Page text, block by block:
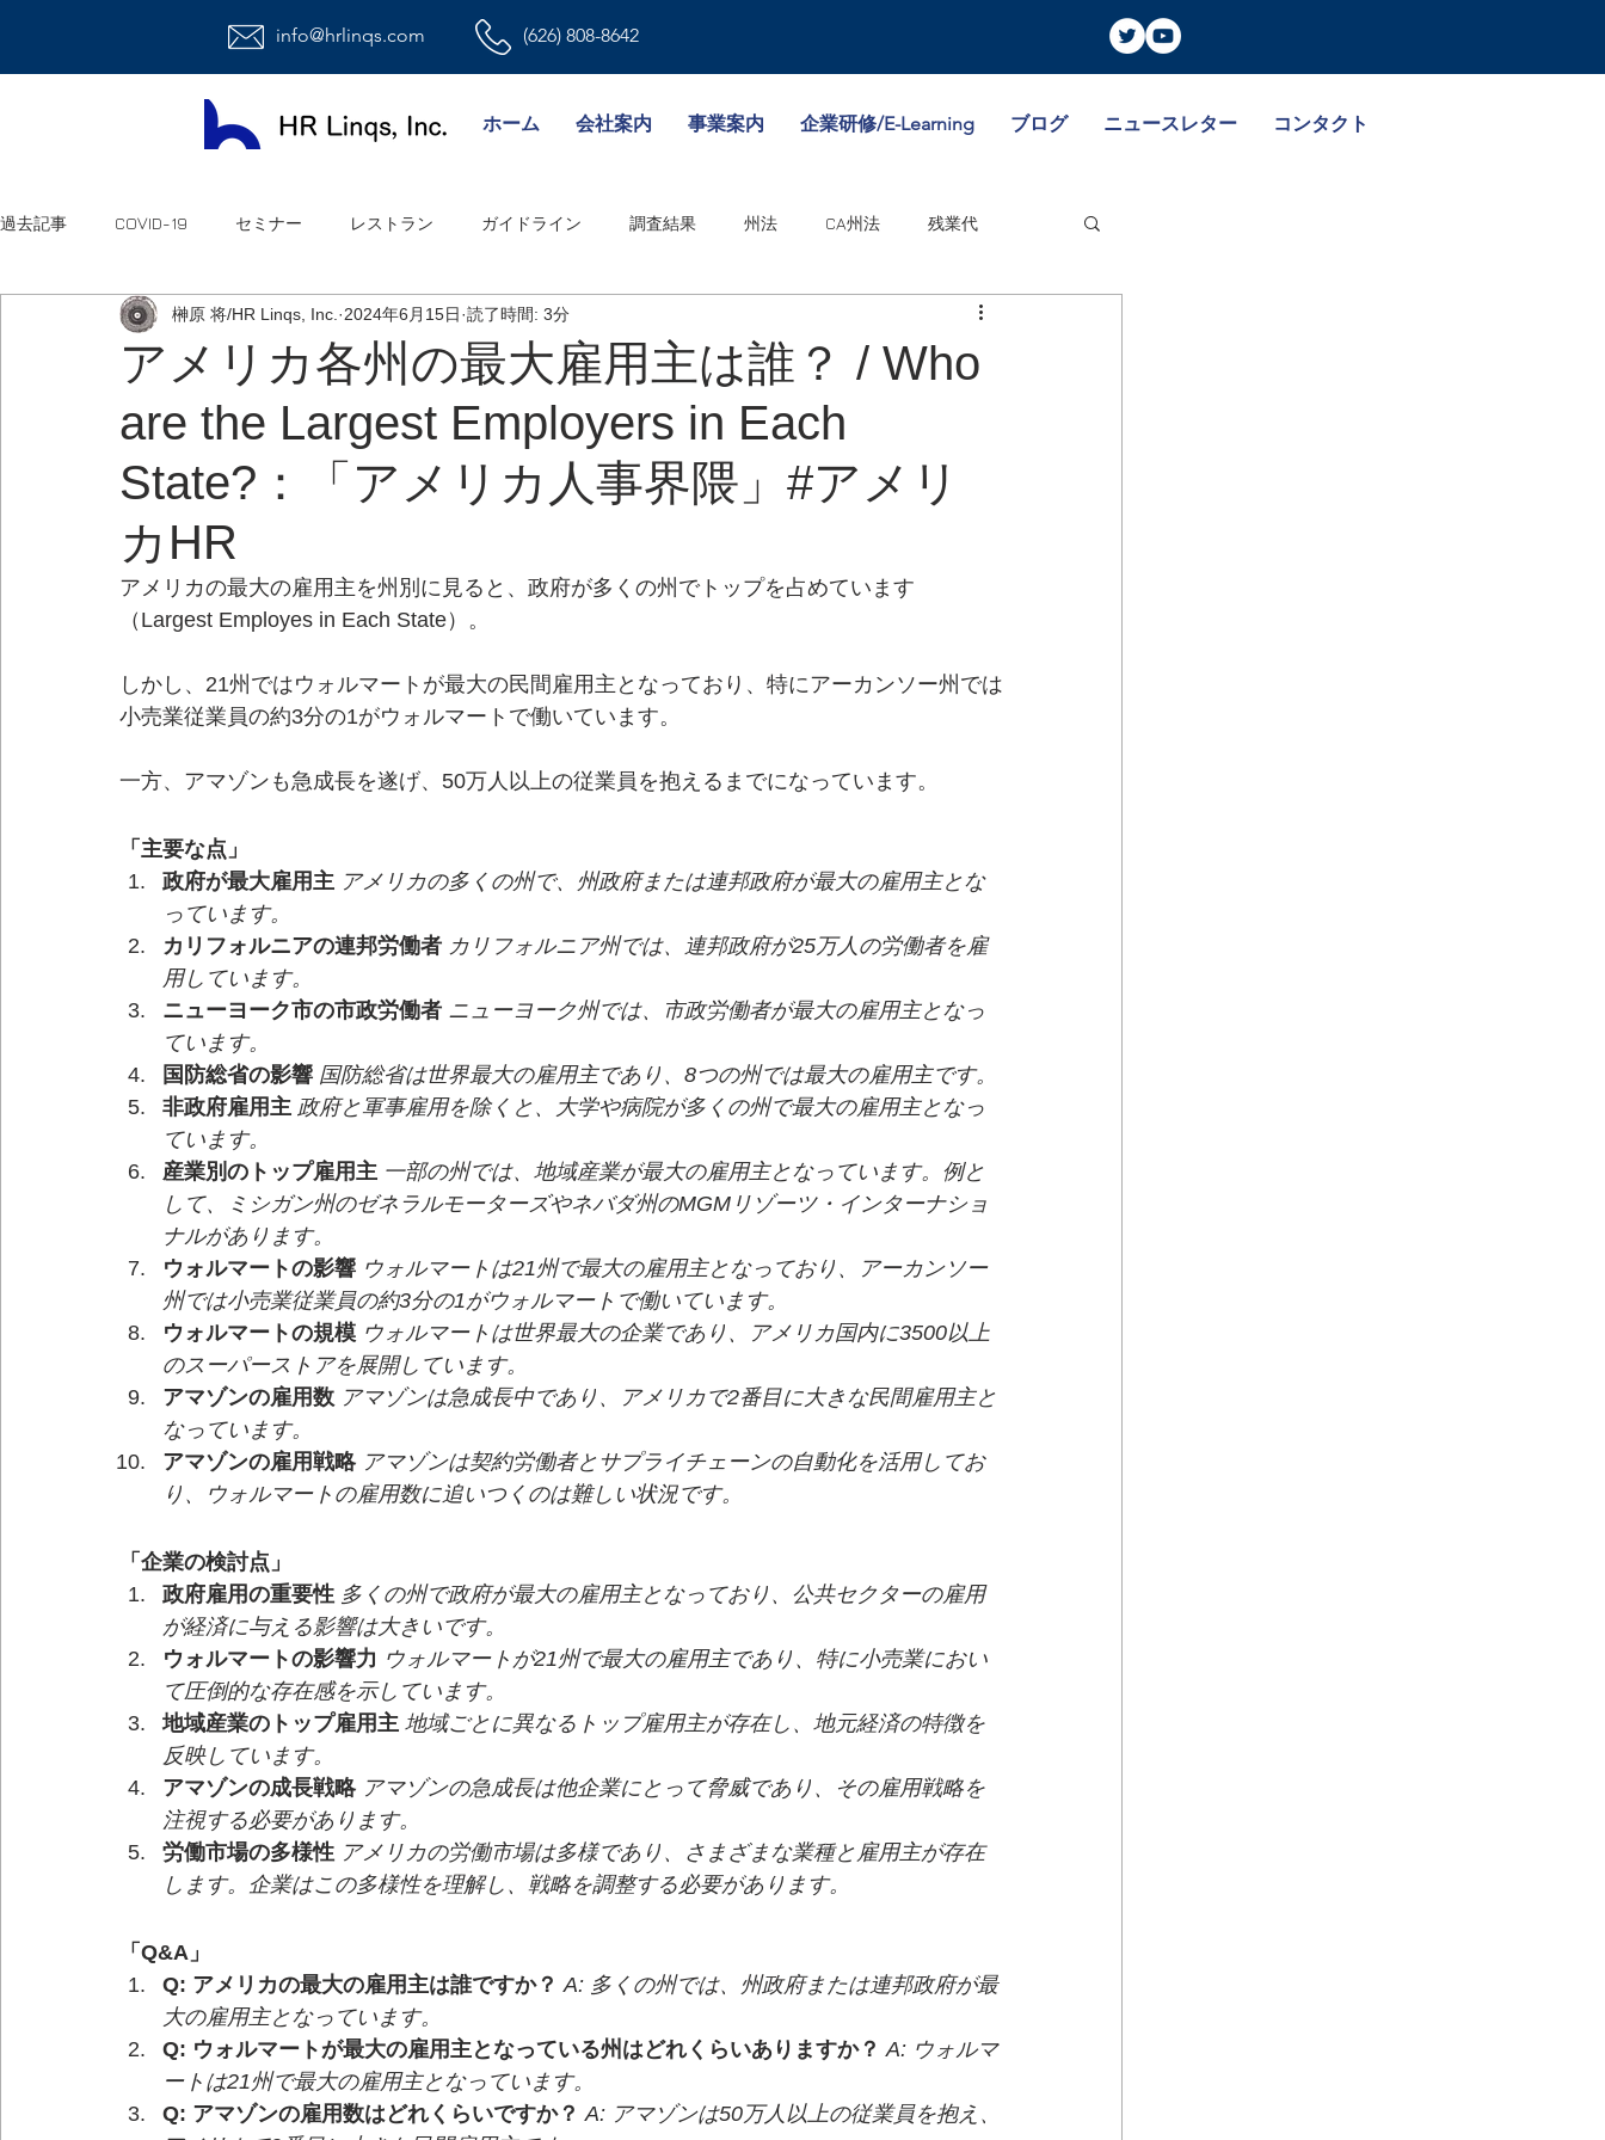
info@hrlinqs.com (626) 808-8642
ホーム 会社案内 事業案内 企業研修/E-Learning ブログ ニュースレター コンタクト
過去記事 COVID-19 セミナー レストラン ガイドライン 調査結果 州法 CA州法 残業代
時給社員/月給社員 最低賃金 給与 福利厚生 就業規則
ハラスメント 雇用 連邦法 退職金 職場環境 WA州法 ビザ 失業保険
アメリカ人事系ユーチューブ 連邦法
アメリカ各州の最大雇用主は誰？ / Who
are the Largest Employers in Each
State?：「アメリカ人事界隈」#アメリ
カHR
榊原 将/HR Linqs, Inc. 2024年6月15日 読了時間: 3分
アメリカの最大の雇用主を州別に見ると、政府が多くの州でトップを占めています
（Largest Employes in Each State）。
しかし、21州ではウォルマートが最大の民間雇用主となっており、特にアーカンソー州では
小売業従業員の約3分の1がウォルマートで働いています。
一方、アマゾンも急成長を遂げ、50万人以上の従業員を抱えるまでになっています。
「主要な点」
政府が最大雇用主 アメリカの多くの州で、州政府または連邦政府が最大の雇用主とな
っています。
カリフォルニアの連邦労働者 カリフォルニア州では、連邦政府が25万人の労働者を雇
用しています。
ニューヨーク市の市政労働者 ニューヨーク州では、市政労働者が最大の雇用主となっ
ています。
国防総省の影響 国防総省は世界最大の雇用主であり、8つの州では最大の雇用主です。
非政府雇用主 政府と軍事雇用を除くと、大学や病院が多くの州で最大の雇用主となっ
ています。
産業別のトップ雇用主 一部の州では、地域産業が最大の雇用主となっています。例と
して、ミシガン州のゼネラルモーターズやネバダ州のMGMリゾーツ・インターナショ
ナルがあります。
ウォルマートの影響 ウォルマートは21州で最大の雇用主となっており、アーカンソー
州では小売業従業員の約3分の1がウォルマートで働いています。
ウォルマートの規模 ウォルマートは世界最大の企業であり、アメリカ国内に3500以上
のスーパーストアを展開しています。
アマゾンの雇用数 アマゾンは急成長中であり、アメリカで2番目に大きな民間雇用主と
なっています。
アマゾンの雇用戦略 アマゾンは契約労働者とサプライチェーンの自動化を活用してお
り、ウォルマートの雇用数に追いつくのは難しい状況です。
「企業の検討点」
政府雇用の重要性 多くの州で政府が最大の雇用主となっており、公共セクターの雇用
が経済に与える影響は大きいです。
ウォルマートの影響力 ウォルマートが21州で最大の雇用主であり、特に小売業におい
て圧倒的な存在感を示しています。
地域産業のトップ雇用主 地域ごとに異なるトップ雇用主が存在し、地元経済の特徴を
反映しています。
アマゾンの成長戦略 アマゾンの急成長は他企業にとって脅威であり、その雇用戦略を
注視する必要があります。
労働市場の多様性 アメリカの労働市場は多様であり、さまざまな業種と雇用主が存在
します。企業はこの多様性を理解し、戦略を調整する必要があります。
「Q&A」
Q: アメリカの最大の雇用主は誰ですか？ A: 多くの州では、州政府または連邦政府が最
大の雇用主となっています。
Q: ウォルマートが最大の雇用主となっている州はどれくらいありますか？ A: ウォルマ
ートは21州で最大の雇用主となっています。
Q: アマゾンの雇用数はどれくらいですか？ A: アマゾンは50万人以上の従業員を抱え、